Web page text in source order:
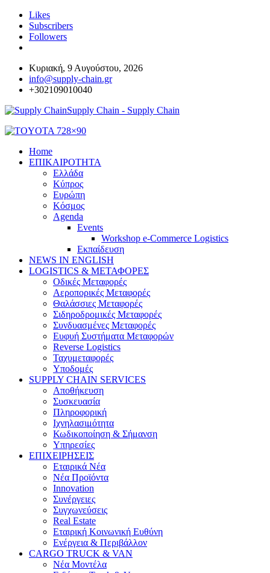
Likes
Subscribers
Followers
Κυριακή, 9 Αυγούστου, 2026
info@supply-chain.gr
+302109010040
Supply Chain - Supply Chain
Home
ΕΠΙΚΑΙΡΟΤΗΤΑ
Ελλάδα
Κύπρος
Ευρώπη
Κόσμος
Agenda
Events
Workshop e-Commerce Logistics
Εκπαίδευση
NEWS IN ENGLISH
LOGISTICS & ΜΕΤΑΦΟΡΕΣ
Οδικές Μεταφορές
Αεροπορικές Μεταφορές
Θαλάσσιες Μεταφορές
Σιδηροδρομικές Μεταφορές
Συνδυασμένες Μεταφορές
Ευφυή Συστήματα Μεταφορών
Reverse Logistics
Ταχυμεταφορές
Υποδομές
SUPPLY CHAIN SERVICES
Αποθήκευση
Συσκευασία
Πληροφορική
Ιχνηλασιμότητα
Κωδικοποίηση & Σήμανση
Υπηρεσίες
ΕΠΙΧΕΙΡΗΣΕΙΣ
Εταιρικά Νέα
Νέα Προϊόντα
Innovation
Συνέργειες
Συγχωνεύσεις
Real Estate
Εταιρική Κοινωνική Ευθύνη
Ενέργεια & Περιβάλλον
CARGO TRUCK & VAN
Νέα Μοντέλα